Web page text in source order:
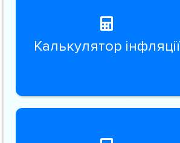
Калькулятор інфляції